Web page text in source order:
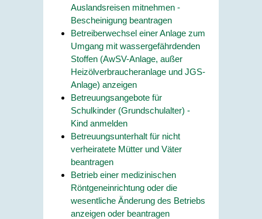
Auslandsreisen mitnehmen -
Bescheinigung beantragen
Betreiberwechsel einer Anlage zum
Umgang mit wassergefährdenden
Stoffen (AwSV-Anlage, außer
Heizölverbraucheranlage und JGS-
Anlage) anzeigen
Betreuungsangebote für
Schulkinder (Grundschulalter) -
Kind anmelden
Betreuungsunterhalt für nicht
verheiratete Mütter und Väter
beantragen
Betrieb einer medizinischen
Röntgeneinrichtung oder die
wesentliche Änderung des Betriebs
anzeigen oder beantragen